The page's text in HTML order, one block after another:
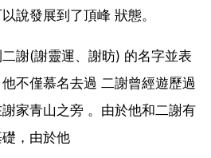
說發展到了頂峰 狀態。
謝(謝靈運、謝昉) 的名字並表
不僅慕名去過 二謝曾經遊歷過
家青山之旁 。由於他和二謝有
，由於他